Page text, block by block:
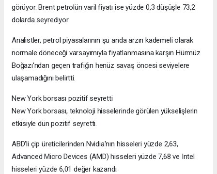
görüyor. Brent petrolün varil fiyatı ise yüzde 0,3 düşüşle 73,2
dolarda seyrediyor.
Analistler, petrol piyasalarının şu anda arzın kademeli olarak
normale döneceği varsayımıyla fiyatlanmasına karşın Hürmüz
Boğazı'ndan geçen trafiğin henüz savaş öncesi seviyelere
ulaşamadığını belirtti.
New York borsası pozitif seyretti
New York borsası, teknoloji hisselerinde görülen yükselişlerin
etkisiyle dün pozitif seyretti.
ABD'li çip üreticilerinden Nvidia'nın hisseleri yüzde 2,63,
Advanced Micro Devices (AMD) hisseleri yüzde 7,68 ve Intel
hisseleri yüzde 6,01 değer kazandı.